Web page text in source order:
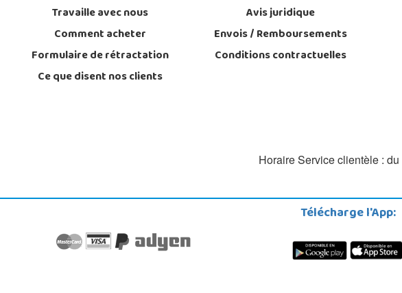
Travaille avec nous
Comment acheter
Formulaire de rétractation
Ce que disent nos clients
Avis juridique
Envois / Remboursements
Conditions contractuelles
Horaire Service clientèle : du
Télécharge l'App: